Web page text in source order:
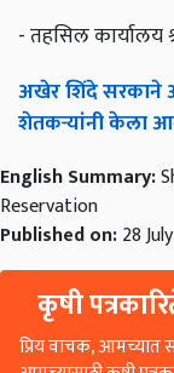
- तहसिल कार्यालय
अखेर शिंदे सरकाने
शेतकऱ्यांनी केला
English Summary:
Reservation
Published on:28
कृषी
प्रिय वाचक, आमच्यात